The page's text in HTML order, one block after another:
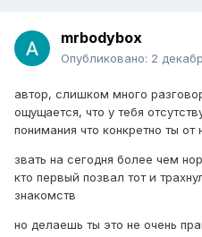
mrbodybox
Опубликовано: 2
автор, слишком много
ощущается, что у тебя
понимания что конкретно ты от
звать на сегодня более чем
кто первый позвал тот и
знакомств
но делаешь ты это не очень